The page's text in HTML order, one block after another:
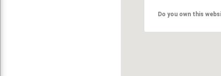
Do you own this